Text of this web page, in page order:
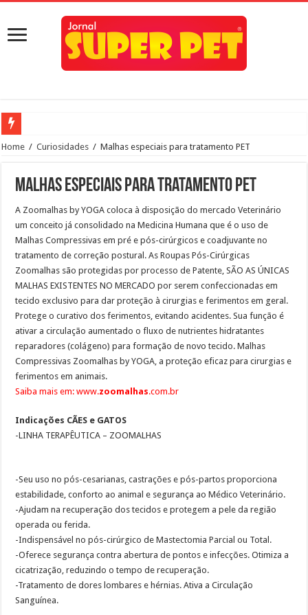
Rio Preto inaugura neste sábado, dia 21, às 10h, o primeiro Pet Park da cidade
Prefeito Edinho participa do lançamento do programa Meu Pet, para Rio Preto
Conheça quatro benefícios do selênio orgânico nas rações para pets
Paulo de Faria terá canil municipal
Quarentena pode causar ansiedade e depressão em animais de estimação
Prefeitura de Rio Preto realizará castração em massa
Indaiatuba ainda mais Pet Friendly
Como preparar o ambiente para a chegada do cão?
Em SP, DEPA – Delegacia Eletrônica de Proteção Animal completa dois anos
Home / Curiosidades / Malhas especiais para tratamento PET
Malhas especiais para tratamento PET
A Zoomalhas by YOGA coloca à disposição do mercado Veterinário
um conceito já consolidado na Medicina Humana que é o uso de
Malhas Compressivas em pré e pós-cirúrgicos e coadjuvante no
tratamento de correção postural. As Roupas Pós-Cirúrgicas
Zoomalhas são protegidas por processo de Patente, SÃO AS ÚNICAS
MALHAS EXISTENTES NO MERCADO por serem confeccionadas em
tecido exclusivo para dar proteção à cirurgias e ferimentos em geral.
Protege o curativo dos ferimentos, evitando acidentes. Sua função é
ativar a circulação aumentado o fluxo de nutrientes hidratantes
reparadores (colágeno) para formação de novo tecido. Malhas
Compressivas Zoomalhas by YOGA, a proteção eficaz para cirurgias e
ferimentos em animais.
Saiba mais em:www.zoomalhas.com.br
Indicações CÃES e GATOS
-LINHA TERAPÊUTICA – ZOOMALHAS
-Seu uso no pós-cesarianas, castrações e pós-partos proporciona
estabilidade, conforto ao animal e segurança ao Médico Veterinário.
-Ajudam na recuperação dos tecidos e protegem a pele da região
operada ou ferida.
-Indispensável no pós-cirúrgico de Mastectomia Parcial ou Total.
-Oferece segurança contra abertura de pontos e infecções. Otimiza a
cicatrização, reduzindo o tempo de recuperação.
-Tratamento de dores lombares e hérnias. Ativa a Circulação
Sanguínea.